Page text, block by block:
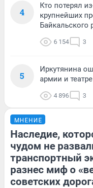
4
Кто потерял
крупнейших
Байкальского
6 154 3
5
Иркутянина
армии и театре
4 896 3
МНЕНИЕ
Наследие,
чудом не
транспортный
разнес миф о
советских